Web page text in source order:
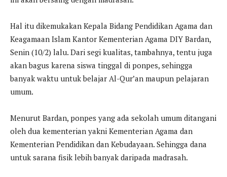
Hal itu dikemukakan Kepala Bidang Pendidikan Agama dan
Keagamaan Islam Kantor Kementerian Agama DIY Bardan,
Senin (10/2) lalu. Dari segi kualitas, tambahnya, tentu juga
akan bagus karena siswa tinggal di ponpes, sehingga
banyak waktu untuk belajar Al-Qur’an maupun pelajaran
umum.
Menurut Bardan, ponpes yang ada sekolah umum ditangani
oleh dua kementerian yakni Kementerian Agama dan
Kementerian Pendidikan dan Kebudayaan. Sehingga dana
untuk sarana fisik lebih banyak daripada madrasah.